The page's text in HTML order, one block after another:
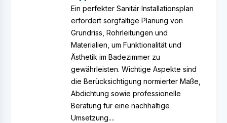
Ein perfekter Sanitär Installationsplan
erfordert sorgfältige Planung von
Grundriss, Rohrleitungen und
Materialien, um Funktionalität und
Ästhetik im Badezimmer zu
gewährleisten. Wichtige Aspekte sind
die Berücksichtigung normierter Maße,
Abdichtung sowie professionelle
Beratung für eine nachhaltige
Umsetzung....